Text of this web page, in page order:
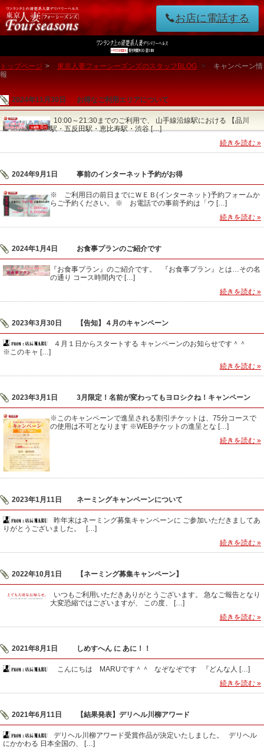
お店に電話する
トップページ > 東京人妻フォーシーズンズのスタッフBLOG >
キャンペーン情
報
2024年11月30日 お得なご利用エリアについて
10:00～21:30までのご利用で、 山手線沿線駅における 【品川
駅・五反田駅・恵比寿駅・渋谷 […]
続きを読む »
2024年9月1日 事前のインターネット予約がお得
※ ご利用日の前日までにＷＥＢ(インターネット)予約フォームか
らご予約ください。 ※ お電話での事前予約は「ウ […]
続きを読む »
2024年1月4日 お食事プランのご紹介です
『お食事プラン』のご紹介です。 『お食事プラン』とは…その名
の通り コース時間内で […]
続きを読む »
2023年3月30日 【告知】４月のキャンペーン
４月１日からスタートする キャンペーンのお知らせです＾＾
※このキャ […]
続きを読む »
2023年3月1日 3月限定！名前が変わってもヨロシクね！キャンペーン
※このキャンペーンで進呈される割引チケットは、75分コースで
の使用は不可となります ※WEBチケットの進呈とな […]
続きを読む »
2023年1月11日 ネーミングキャンペーンについて
昨年末はネーミング募集キャンペーンに ご参加いただきましてあ
りがとうございました。 […]
続きを読む »
2022年10月1日 【ネーミング募集キャンペーン】
いつもご利用いただきありがとうございます。 急なご報告となり
大変恐縮ではございますが、 この度、 […]
続きを読む »
2021年8月1日 しめすへん に あに！！
こんにちは MARUです＾＾ なぞなぞです 『どんな人 […]
続きを読む »
2021年6月11日 【結果発表】デリヘル川柳アワード
デリヘル川柳アワード受賞作品が決定いたしました。 デリヘル
にかかわる 日本全国の、 […]